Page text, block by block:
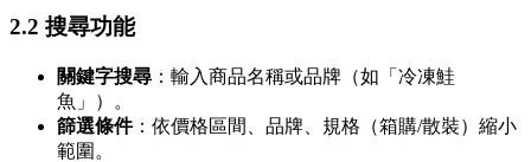
2.2 搜尋功能
關鍵字搜尋 ：輸入商品名稱或品牌（如「冷凍鮭
魚」）。
篩選條件：依價格區間、品牌、規格（箱購/散裝）縮小
範圍。